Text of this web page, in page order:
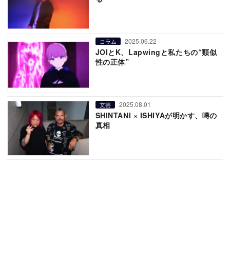
コラム 2025.06.22
JOIとK、Lapwingと私たちの“類似
性の正体”
文芸 2025.08.01
SHINTANI × ISHIYAが明かす、噂の
真相